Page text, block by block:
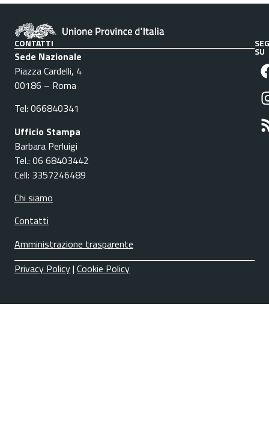
CONTATTI
Sede Nazionale
Piazza Cardelli, 4
00186 – Roma
Tel: 066840341
Ufficio Stampa
Barbara Perluigi
Tel.: 06 68403442
Cell: 3357246489
Chi siamo
Contatti
Amministrazione trasparente
SU
Privacy Policy| Cookie Policy